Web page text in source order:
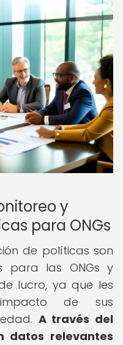
y
para ONGs
de políticas son
para las ONGs y
lucro, ya que les
de sus
A través del
datos relevantes